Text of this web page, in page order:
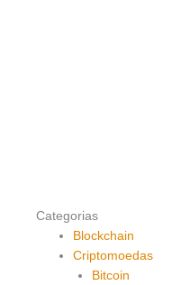
Categorias
Blockchain
Criptomoedas
Bitcoin